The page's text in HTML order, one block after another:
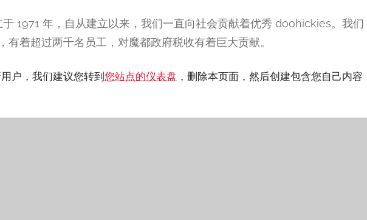
1971 年，自从建立以来，我们一直向社会贡献着优秀 doohickies。我们
有着超过两千名员工，对魔都政府税收有着巨大贡献。
户，我们建议您转到 您站点的仪表盘 ，删除本页面，然后创建包含您自己内容